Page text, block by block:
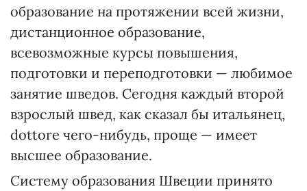
образование на протяжении всей жизни,
дистанционное образование,
всевозможные курсы повышения,
подготовки и переподготовки — любимое
занятие шведов. Сегодня каждый второй
взрослый швед, как сказал бы итальянец,
dottore чего-нибудь, проще — имеет
высшее образование.
Систему образования Швеции принято